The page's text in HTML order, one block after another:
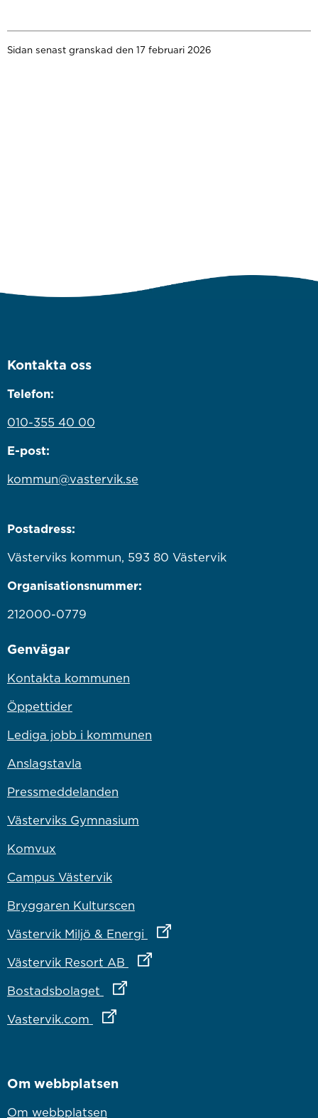
Sidan senast granskad den 17 februari 2026
Kontakta oss
Telefon:
010-355 40 00
E-post:
kommun@vastervik.se
Postadress:
Västerviks kommun, 593 80 Västervik
Organisationsnummer:
212000-0779
Genvägar
Kontakta kommunen
Öppettider
Lediga jobb i kommunen
Anslagstavla
Pressmeddelanden
Västerviks Gymnasium
Komvux
Campus Västervik
Bryggaren Kulturscen
Västervik Miljö & Energi
Länk till annan webbplats
Västervik Resort AB Länk till annan webbplats
Bostadsbolaget Länk till annan webbplats
Vastervik.com Länk till annan webbplats
Om webbplatsen
Om webbplatsen